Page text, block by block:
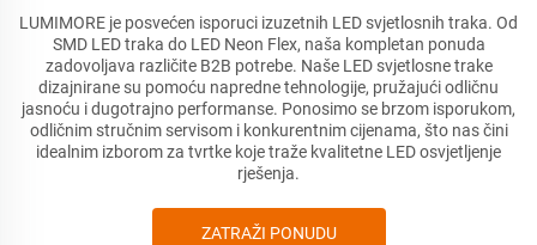
LUMIMORE je posvećen isporuci izuzetnih LED svjetlosnih traka. Od
SMD LED traka do LED Neon Flex, naša kompletan ponuda
zadovoljava različite B2B potrebe. Naše LED svjetlosne trake
dizajnirane su pomoću napredne tehnologije, pružajući odličnu
jasnoću i dugotrajno performanse. Ponosimo se brzom isporukom,
odličnim stručnim servisom i konkurentnim cijenama, što nas čini
idealnim izborom za tvrtke koje traže kvalitetne LED osvjetljenje
rješenja.
ZATRAŽI PONUDU